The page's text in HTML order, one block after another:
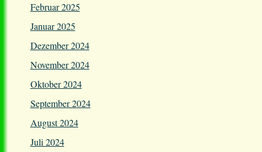
Februar 2025
Januar 2025
Dezember 2024
November 2024
Oktober 2024
September 2024
August 2024
Juli 2024